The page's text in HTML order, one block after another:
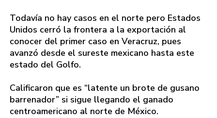
Todavía no hay casos en el norte pero Estados
Unidos cerró la frontera a la exportación al
conocer del primer caso en Veracruz, pues
avanzó desde el sureste mexicano hasta este
estado del Golfo.
Calificaron que es “latente un brote de gusano
barrenador” si sigue llegando el ganado
centroamericano al norte de México.